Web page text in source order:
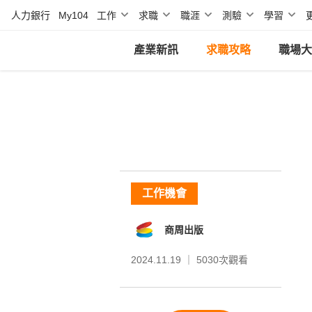
人力銀行 My104 工作 求職 職涯 測驗 學習
產業新訊 求職攻略 職場
工作機會
商周出版
2024.11.19 ｜ 5030次觀看